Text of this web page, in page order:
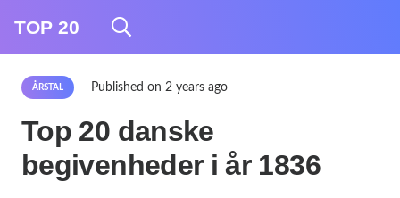
TOP 20
ÅRSTAL Published on2 years ago
Top 20 danske
begivenheder i år 1836